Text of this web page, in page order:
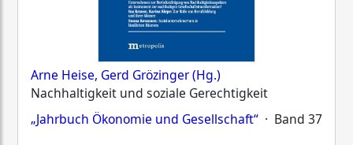
Arne Heise, Gerd Grözinger (Hg.)
Nachhaltigkeit und soziale Gerechtigkeit
„Jahrbuch Ökonomie und Gesellschaft“ · Band 37